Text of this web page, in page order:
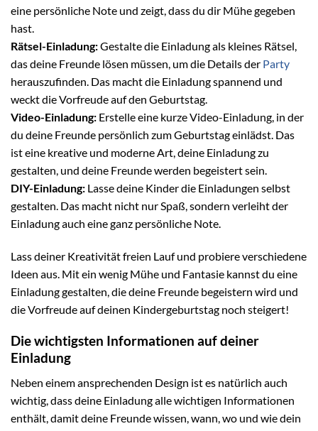
eine persönliche Note und zeigt, dass du dir Mühe gegeben
hast.
Rätsel-Einladung:Gestalte die Einladung als kleines Rätsel,
das deine Freunde lösen müssen, um die Details der Party
herauszufinden. Das macht die Einladung spannend und
weckt die Vorfreude auf den Geburtstag.
Video-Einladung: Erstelle eine kurze Video-Einladung, in der
du deine Freunde persönlich zum Geburtstag einlädst. Das
ist eine kreative und moderne Art, deine Einladung zu
gestalten, und deine Freunde werden begeistert sein.
DIY-Einladung: Lasse deine Kinder die Einladungen selbst
gestalten. Das macht nicht nur Spaß, sondern verleiht der
Einladung auch eine ganz persönliche Note.
Lass deiner Kreativität freien Lauf und probiere verschiedene
Ideen aus. Mit ein wenig Mühe und Fantasie kannst du eine
Einladung gestalten, die deine Freunde begeistern wird und
die Vorfreude auf deinen Kindergeburtstag noch steigert!
Die wichtigsten Informationen auf deiner
Einladung
Neben einem ansprechenden Design ist es natürlich auch
wichtig, dass deine Einladung alle wichtigen Informationen
enthält, damit deine Freunde wissen, wann, wo und wie dein